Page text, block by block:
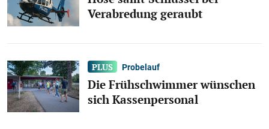
Verabredung geraubt
Probelauf
Die Frühschwimmer wünschen
sich Kassenpersonal